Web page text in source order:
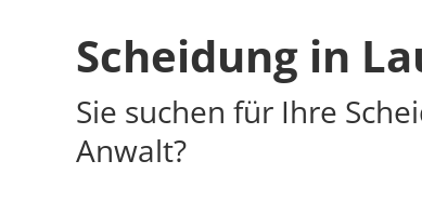
Scheidung in
Sie suchen für Ihre
Anwalt?